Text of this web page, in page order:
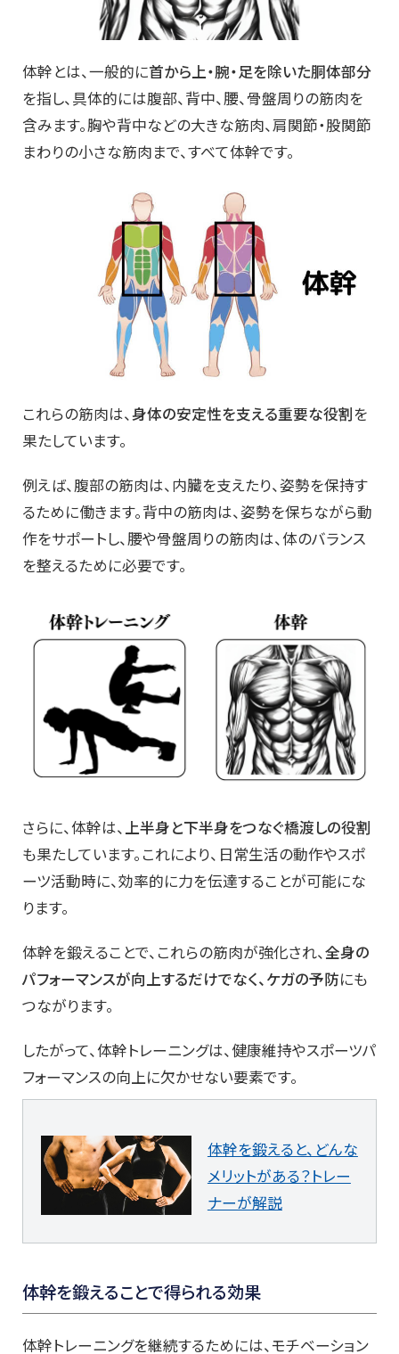
体幹とは、一般的に首から上・腕・足を除いた胴体部分
を指し、具体的には腹部、背中、腰、骨盤周りの筋肉を
含みます。胸や背中などの大きな筋肉、肩関節・股関節
まわりの小さな筋肉まで、すべて体幹です。
これらの筋肉は、身体の安定性を支える重要な役割を
果たしています。
例えば、腹部の筋肉は、内臓を支えたり、姿勢を保持す
るために働きます。背中の筋肉は、姿勢を保ちながら動
作をサポートし、腰や骨盤周りの筋肉は、体のバランス
を整えるために必要です。
さらに、体幹は、上半身と下半身をつなぐ橋渡しの役割
も果たしています。これにより、日常生活の動作やスポ
ーツ活動時に、効率的に力を伝達することが可能にな
ります。
体幹を鍛えることで、これらの筋肉が強化され、全身の
パフォーマンスが向上するだけでなく、ケガの予防にも
つながります。
したがって、体幹トレーニングは、健康維持やスポーツパ
フォーマンスの向上に欠かせない要素です。
体幹を鍛えると、どんな
メリットがある？トレー
ナーが解説
体幹を鍛えることで得られる効果
体幹トレーニングを継続するためには、モチベーション